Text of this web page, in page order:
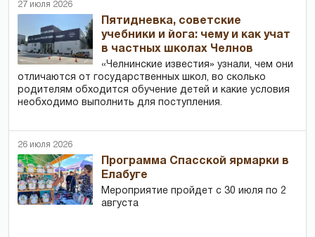
27 июля 2026
Пятидневка, советские
учебники и йога: чему и как учат
в частных школах Челнов
«Челнинские известия» узнали, чем они
отличаются от государственных школ, во сколько
родителям обходится обучение детей и какие условия
необходимо выполнить для поступления.
26 июля 2026
Программа Спасской ярмарки в
Елабуге
Мероприятие пройдет с 30 июля по 2
августа